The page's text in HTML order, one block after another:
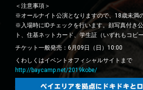
＜注意事項＞
※オールナイト公演となりますので、18歳未満
※入場時にIDチェックを行います。顔写真付き
ト、住基ネットカード、学生証（いずれもコピー
チケット一般発売：6月09日（日）10:00
くわしくはイベントオフィシャルサイトまで
http://baycamp.net/2019kobe/